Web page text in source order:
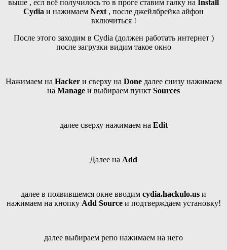
выше , есл всё получилось то в проге ставим галку на Install
Cydia и нажимаем Next , после джейлбрейка айфон
включиться !
После этого заходим в Cydia (должен работать интернет )
после загрузки видим такое окно
Нажимаем на Hackerи сверху на Doneдалее снизу нажимаем
на Manage и выбираем пункт Sources
далее сверху нажимаем на Edit
Далее на Add
далее в появившемся окне вводим cydia.hackulo.us и
нажимаем на кнопку Add Sourceи подтверждаем установку!
далее выбираем репо нажимаем на него